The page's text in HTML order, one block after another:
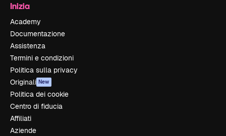
Inizia
Academy
Documentazione
Assistenza
Termini e condizioni
Politica sulla privacy
Originali New
Politica dei cookie
Centro di fiducia
Affiliati
Aziende